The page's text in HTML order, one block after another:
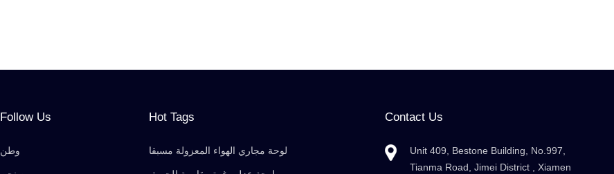
Follow Us
وطن
Hot Tags
لوحة مجاري الهواء المعزولة مسبقا
Contact Us
Unit 409, Bestone Building, No.997,
Tianma Road, Jimei District , Xiamen